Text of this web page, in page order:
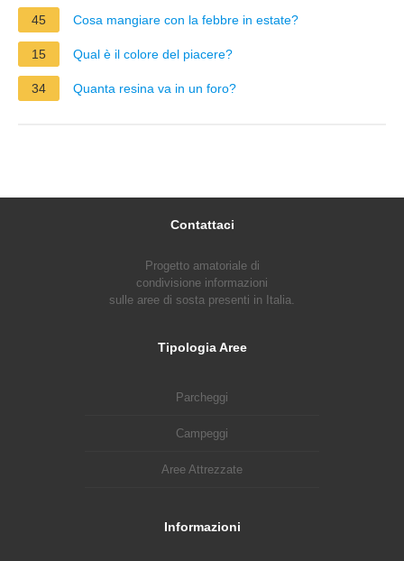
45 Cosa mangiare con la febbre in estate?
15 Qual è il colore del piacere?
34 Quanta resina va in un foro?
Contattaci
Progetto amatoriale di
condivisione informazioni
sulle aree di sosta presenti in Italia.
Tipologia Aree
Parcheggi
Campeggi
Aree Attrezzate
Informazioni